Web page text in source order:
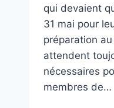
qui devaient
31 mai pour
préparation
attendent
nécessaires
membres de…